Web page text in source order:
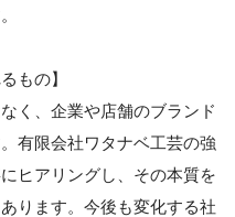
もの】
く、企業や店舗のブランド
有限会社ワタナベ工芸の強
ヒアリングし、その本質を
ります。今後も変化する社